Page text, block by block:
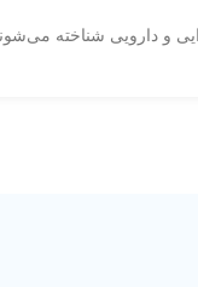
و دارویی شناخته